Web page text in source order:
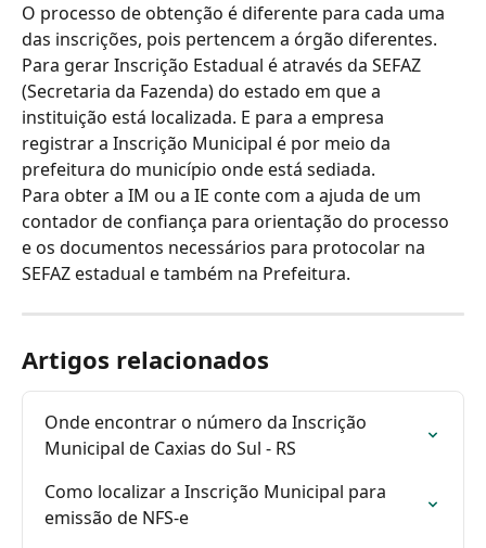
O processo de obtenção é diferente para cada uma
das inscrições, pois pertencem a órgão diferentes.
Para gerar Inscrição Estadual é através da SEFAZ
(Secretaria da Fazenda) do estado em que a
instituição está localizada. E para a empresa
registrar a Inscrição Municipal é por meio da
prefeitura do município onde está sediada.
Para obter a IM ou a IE conte com a ajuda de um
contador de confiança para orientação do processo
e os documentos necessários para protocolar na
SEFAZ estadual e também na Prefeitura.
Artigos relacionados
Onde encontrar o número da Inscrição
Municipal de Caxias do Sul - RS
Como localizar a Inscrição Municipal para
emissão de NFS-e